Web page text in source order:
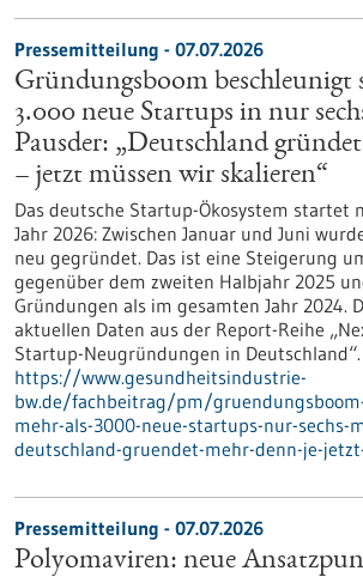
Pressemitteilung - 07.07.2026
Gründungsboom beschleunigt
3.000 neue Startups in nur
Pausder: „Deutschland
– jetzt müssen wir skalieren“
Das deutsche Startup-Ökosystem startet
Jahr 2026: Zwischen Januar und Juni
neu gegründet. Das ist eine Steigerung
gegenüber dem zweiten Halbjahr 2025
Gründungen als im gesamten Jahr 2024.
aktuellen Daten aus der Report-Reihe
Startup-Neugründungen in Deutschland“.
https://www.gesundheitsindustrie-
bw.de/fachbeitrag/pm/
mehr-als-3000-neue-startups-nur-sechs-
deutschland-gruendet-mehr-denn-je-
Pressemitteilung - 07.07.2026
Polyomaviren: neue